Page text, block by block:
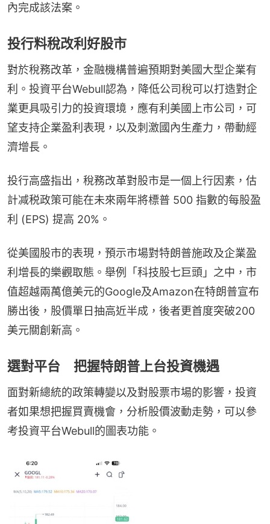
內完成該法案。
投行料稅改利好股市
對於稅務改革，金融機構普遍預期對美國大型企業有
利。投資平台Webull認為，降低公司稅可以打造對企
業更具吸引力的投資環境，應有利美國上市公司，可
望支持企業盈利表現，以及刺激國內生產力，帶動經
濟增長。
投行高盛指出，稅務改革對股市是一個上行因素，估
計减税政策可能在未來兩年將標普 500 指數的每股盈
利 (EPS) 提高 20%。
從美國股市的表現，預示市場對特朗普施政及企業盈
利增長的樂觀取態。舉例「科技股七巨頭」之中，市
值超越兩萬億美元的Google及Amazon在特朗普宣布
勝出後，股價單日抽高近半成，後者更首度突破200
美元關創新高。
選對平台 把握特朗普上台投資機遇
面對新總統的政策轉變以及對股票市場的影響，投資
者如果想把握買賣機會，分析股價波動走勢，可以參
考投資平台Webull的圖表功能。